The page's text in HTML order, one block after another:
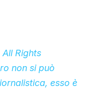
Rights
non si può
esso è